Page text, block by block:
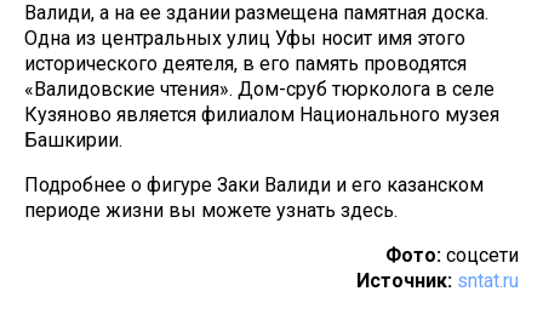
Валиди, а на ее здании размещена памятная доска.
Одна из центральных улиц Уфы носит имя этого
исторического деятеля, в его память проводятся
«Валидовские чтения». Дом-сруб тюрколога в селе
Кузяново является филиалом Национального музея
Башкирии.
Подробнее о фигуре Заки Валиди и его казанском
периоде жизни вы можете узнать здесь.
Фото: соцсети
Источник: sntat.ru